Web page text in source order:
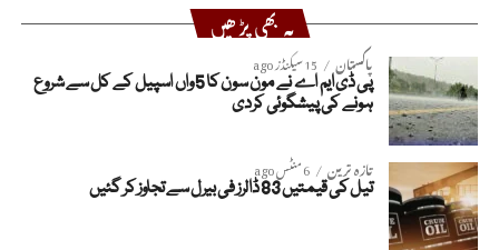
یہ بھی پڑھیں
پاکستان 15 سیکنڈز ago
پی ڈی ایم اے نے مون سون کا 5 واں اسپیل کے کل سے شروع
ہونے کی پیشگوئی کردی
تازہ ترین 6 منٹس ago
تیل کی قیمتیں 83 ڈالرز فی بیرل سے تجاوز کر گئیں